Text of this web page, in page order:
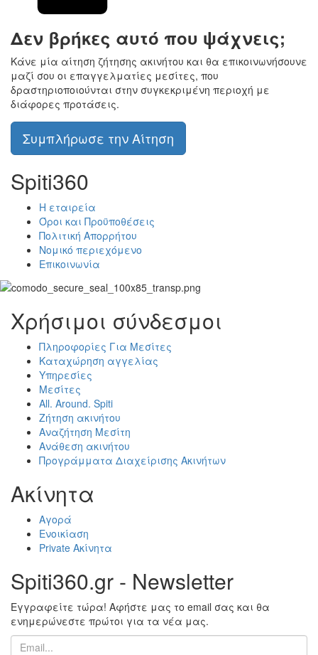
Δεν βρήκες αυτό που ψάχνεις;
Κάνε μία αίτηση ζήτησης ακινήτου και θα επικοινωνήσουνε
μαζί σου οι επαγγελματίες μεσίτες, που
δραστηριοποιούνται στην συγκεκριμένη περιοχή με
διάφορες προτάσεις.
Συμπλήρωσε την Αίτηση
Spiti360
Η εταιρεία
Όροι και Προϋποθέσεις
Πολιτική Απορρήτου
Νομικό περιεχόμενο
Επικοινωνία
Χρήσιμοι σύνδεσμοι
Πληροφορίες Για Μεσίτες
Καταχώρηση αγγελίας
Υπηρεσίες
Μεσίτες
All. Around. Spiti
Ζήτηση ακινήτου
Αναζήτηση Μεσίτη
Ανάθεση ακινήτου
Προγράμματα Διαχείρισης Ακινήτων
Ακίνητα
Αγορά
Ενοικίαση
Private Ακίνητα
Spiti360.gr - Newsletter
Εγγραφείτε τώρα! Αφήστε μας το email σας και θα
ενημερώνεστε πρώτοι για τα νέα μας.